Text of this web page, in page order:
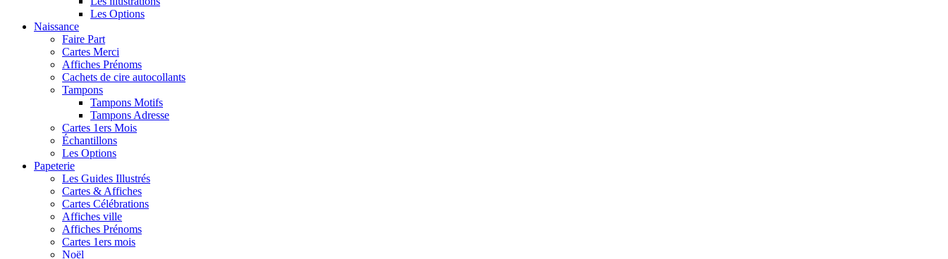
Les Options
Naissance
Faire Part
Cartes Merci
Affiches Prénoms
Cachets de cire autocollants
Tampons
Tampons Motifs
Tampons Adresse
Cartes 1ers Mois
Échantillons
Les Options
Papeterie
Les Guides Illustrés
Cartes & Affiches
Cartes Célébrations
Affiches ville
Affiches Prénoms
Cartes 1ers mois
Noël